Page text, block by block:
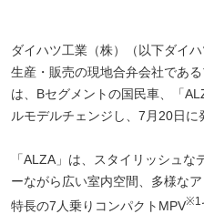
ダイハツ工業（株）（以下ダイ
生産・販売の現地合弁会社であ
は、Bセグメントの国民車、「
ルモデルチェンジし、7月20日に
「ALZA」は、スタイリッシュ
ーながら広い室内空間、多様な
特長の7人乗りコンパクトMPV※1